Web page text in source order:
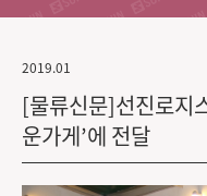
2019.01
[물류신문]선진로지
운가게’에 전달